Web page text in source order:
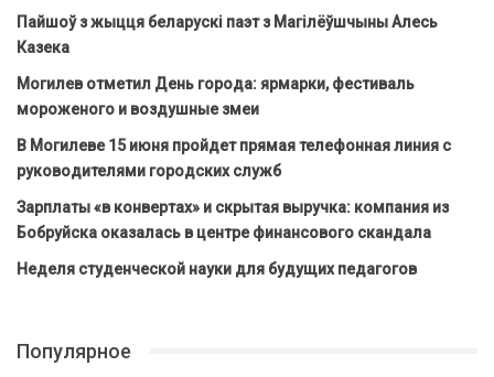
Пайшоў з жыцця беларускі паэт з Магілёўшчыны Алесь
Казека
Могилев отметил День города: ярмарки, фестиваль
мороженого и воздушные змеи
В Могилеве 15 июня пройдет прямая телефонная линия с
руководителями городских служб
Зарплаты «в конвертах» и скрытая выручка: компания из
Бобруйска оказалась в центре финансового скандала
Неделя студенческой науки для будущих педагогов
Популярное